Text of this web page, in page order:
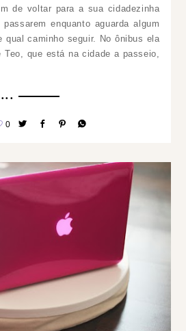
de voltar para a sua cidadezinha
enquanto aguarda algum
qual caminho seguir. No ônibus ela
Teo, que está na cidade a passeio,
0